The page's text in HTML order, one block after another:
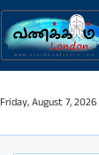
Friday, August 7, 2026